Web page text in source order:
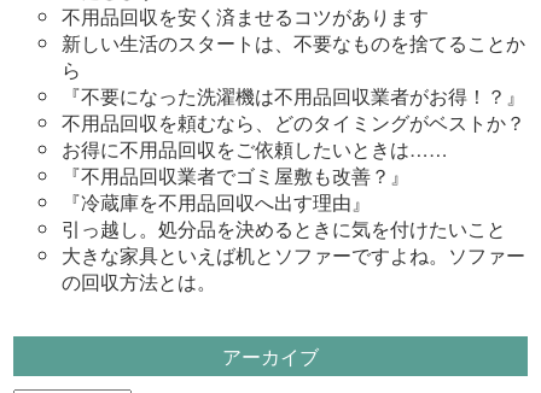
不用品回収を安く済ませるコツがあります
新しい生活のスタートは、不要なものを捨てることか
ら
『不要になった洗濯機は不用品回収業者がお得！？』
不用品回収を頼むなら、どのタイミングがベストか？
お得に不用品回収をご依頼したいときは……
『不用品回収業者でゴミ屋敷も改善？』
『冷蔵庫を不用品回収へ出す理由』
引っ越し。処分品を決めるときに気を付けたいこと
大きな家具といえば机とソファーですよね。ソファー
の回収方法とは。
アーカイブ